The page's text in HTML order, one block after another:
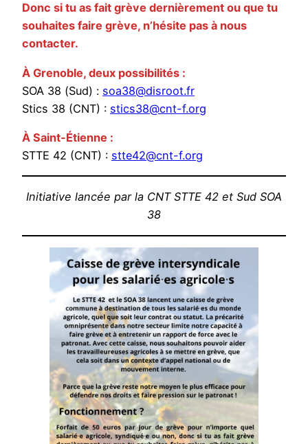
Donc si tu as fait grève dernièrement ou que tu
souhaites faire grève, n’hésite pas à nous
contacter.
À Grenoble, deux possibilités :
SOA 38 (Sud) : soa38@disroot.fr
Stics 38 (CNT) : stics38@cnt-f.org
À Saint-Étienne :
STTE 42 (CNT) : stte42@cnt-f.org
Initiative lancée par la CNT STTE 42 et Sud SOA
38